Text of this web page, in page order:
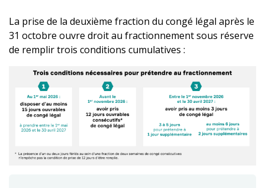
La prise de la deuxième fraction du congé légal après le
31 octobre ouvre droit au fractionnement sous réserve
de remplir trois conditions cumulatives :